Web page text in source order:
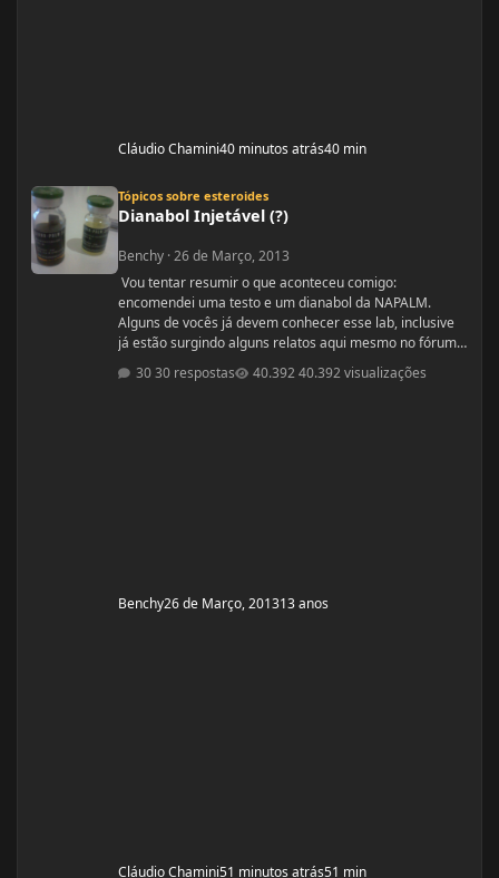
Cláudio Chamini40 minutos atrás40 min
Tópicos sobre esteroides
Dianabol Injetável (?)
Benchy ·26 de Março, 2013
Vou tentar resumir o que aconteceu comigo:
encomendei uma testo e um dianabol da NAPALM.
Alguns de vocês já devem conhecer esse lab, inclusive
já estão surgindo alguns relatos aqui mesmo no fórum.
Ouvi relatos muito bons e resolvi arriscar. Pedi um
enantato de testosterona 10ml e um diana que segundo
30 respostas 40.392 visualizações
Benchy26 de Março, 201313 anos
Cláudio Chamini51 minutos atrás51 min